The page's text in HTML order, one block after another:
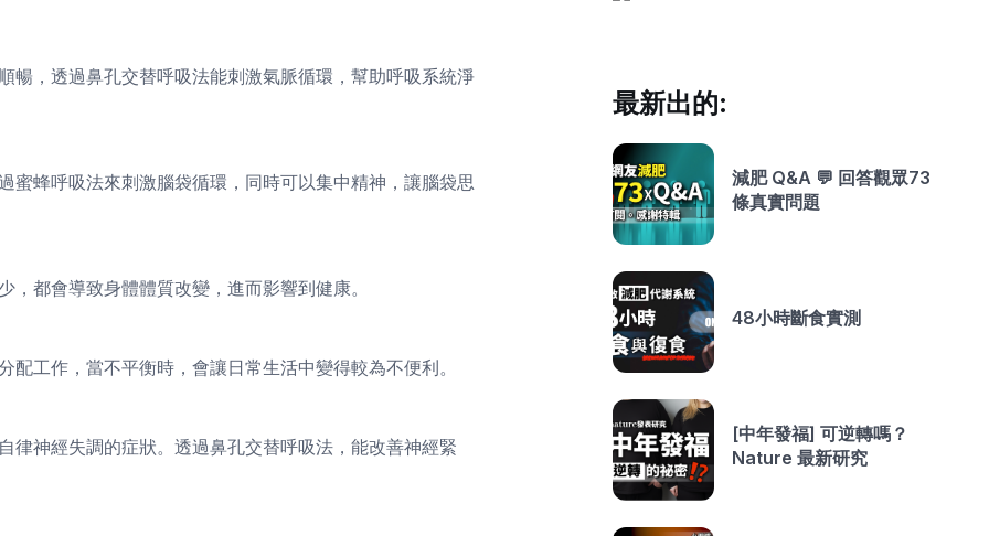
暢，透過鼻孔交替呼吸法能刺激氣脈循環，幫助呼吸系統淨
蜂呼吸法來刺激腦袋循環，同時可以集中精神，讓腦袋思
都會導致身體體質改變，進而影響到健康。
工作，當不平衡時，會讓日常生活中變得較為不便利。
律神經失調的症狀。透過鼻孔交替呼吸法，能改善神經緊
最新出的:
減肥 Q&A 💬 回答觀眾73
條真實問題
48小時斷食實測
[中年發福] 可逆轉嗎？
Nature 最新研究